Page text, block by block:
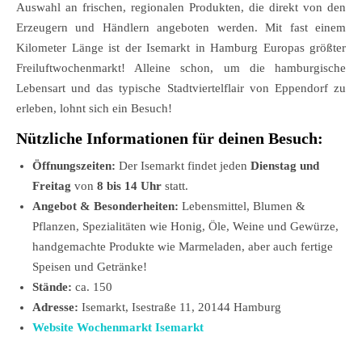
Auswahl an frischen, regionalen Produkten, die direkt von den
Erzeugern und Händlern angeboten werden. Mit fast einem
Kilometer Länge ist der Isemarkt in Hamburg Europas größter
Freiluftwochenmarkt! Alleine schon, um die hamburgische
Lebensart und das typische Stadtviertelflair von Eppendorf zu
erleben, lohnt sich ein Besuch!
Nützliche Informationen für deinen Besuch:
Öffnungszeiten: Der Isemarkt findet jeden Dienstag und
Freitag von 8 bis 14 Uhr statt.
Angebot & Besonderheiten: Lebensmittel, Blumen &
Pflanzen, Spezialitäten wie Honig, Öle, Weine und Gewürze,
handgemachte Produkte wie Marmeladen, aber auch fertige
Speisen und Getränke!
Stände: ca. 150
Adresse: Isemarkt, Isestraße 11, 20144 Hamburg
Website Wochenmarkt Isemarkt